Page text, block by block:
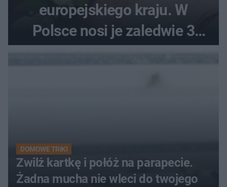
europejskiego kraju. W
Polsce nosi je zaledwie 3
DOMOWE TRIKI
Zwilż kartkę i połóż na parapecie.
Żadna mucha nie wleci do twojego